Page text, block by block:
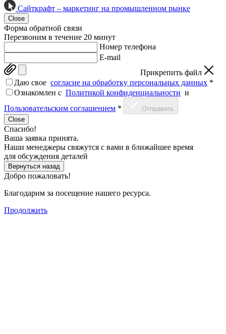
Сайткрафт – маркетинг на промышленном рынке
Close
Форма обратной связи
Перезвоним в течение 20 минут
Номер телефона
E-mail
Прикрепить файл
Даю свое согласие на обработку персональных данных *
Ознакомлен c Политикой конфиденциальности и
Пользовательским соглашением *
Отправить
Close
Спасибо!
Ваша заявка принята.
Наши менеджеры свяжутся с вами в ближайшее время
для обсуждения деталей
Вернуться назад
Добро пожаловать!
Благодарим за посещение нашего ресурса.
Продолжить